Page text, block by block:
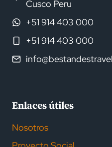
Cusco Peru
+51 914 403 000
+51 914 403 000
Enlaces útiles
Nosotros